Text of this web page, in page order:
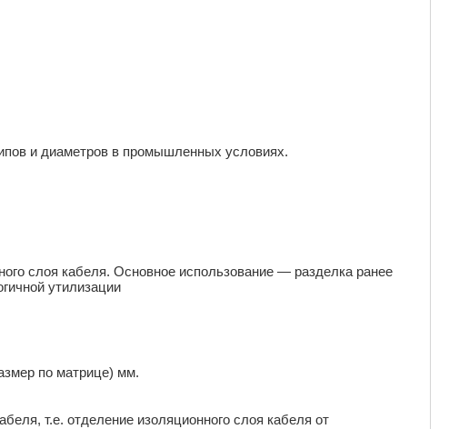
и диаметров в промышленных условиях.
слоя кабеля. Основное использование — разделка ранее
утилизации
по матрице) мм.
т.е. отделение изоляционного слоя кабеля от